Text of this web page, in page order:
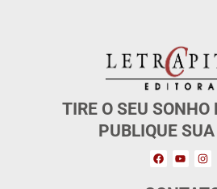
TIRE O SEU SONHO
PUBLIQUE